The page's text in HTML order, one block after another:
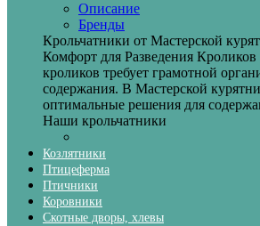
Описание
Бренды
Крольчатники от Мастерской
Комфорт для Разведения
кроликов требует грамотной
содержания. В Мастерской
оптимальные решения для
Наши крольчатники
Козлятники
Птицеферма
Птичники
Коровники
Скотные дворы, хлевы